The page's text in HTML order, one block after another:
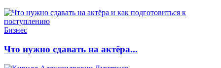
Бизнес
Что нужно сдавать на актёра...